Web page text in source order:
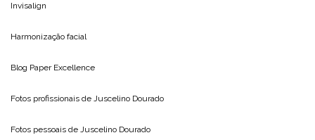
Invisalign
Harmonização facial
Blog Paper Excellence
Fotos profissionais de Juscelino Dourado
Fotos pessoais de Juscelino Dourado